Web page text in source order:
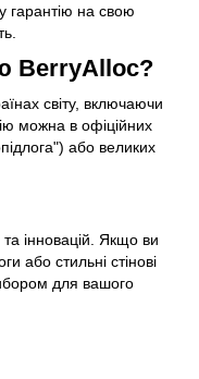
гарантію на свою
BerryAlloc?
світу, включаючи
можна в офіційних
або великих
інновацій. Якщо ви
або стильні стінові
для вашого